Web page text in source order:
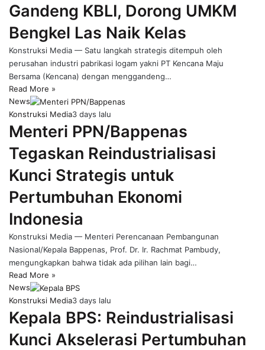
Gandeng KBLI, Dorong UMKM
Bengkel Las Naik Kelas
Konstruksi Media — Satu langkah strategis ditempuh oleh
perusahan industri pabrikasi logam yakni PT Kencana Maju
Bersama (Kencana) dengan menggandeng…
Read More »
News
Konstruksi Media3 days lalu
Menteri PPN/Bappenas
Tegaskan Reindustrialisasi
Kunci Strategis untuk
Pertumbuhan Ekonomi
Indonesia
Konstruksi Media — Menteri Perencanaan Pembangunan
Nasional/Kepala Bappenas, Prof. Dr. Ir. Rachmat Pambudy,
mengungkapkan bahwa tidak ada pilihan lain bagi…
Read More »
News
Konstruksi Media3 days lalu
Kepala BPS: Reindustrialisasi
Kunci Akselerasi Pertumbuhan